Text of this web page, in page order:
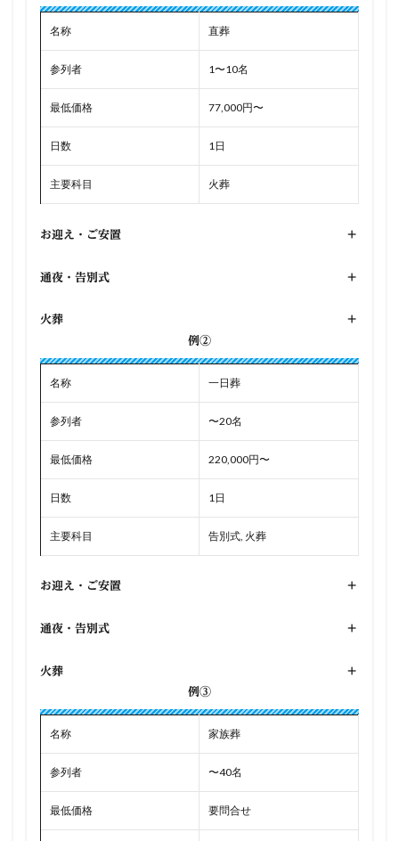
名称 直葬
参列者 1〜10名
最低価格 77,000円〜
日数 1日
主要科目 火葬
お迎え・ご安置 +
通夜・告別式 +
火葬
+
例②
名称 一日葬
参列者 〜20名
最低価格 220,000円〜
日数 1日
主要科目 告別式, 火葬
お迎え・ご安置 +
通夜・告別式 +
火葬
+
例③
名称 家族葬
参列者 〜40名
最低価格 要問合せ